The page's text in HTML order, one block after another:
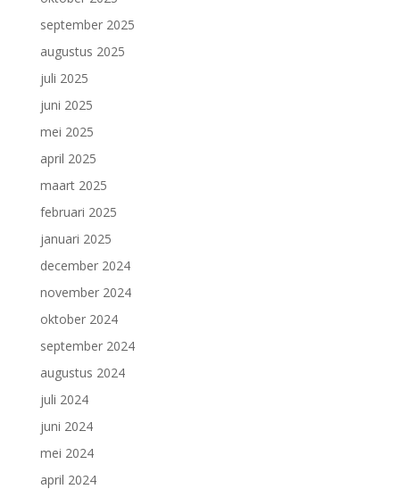
september 2025
augustus 2025
juli 2025
juni 2025
mei 2025
april 2025
maart 2025
februari 2025
januari 2025
december 2024
november 2024
oktober 2024
september 2024
augustus 2024
juli 2024
juni 2024
mei 2024
april 2024